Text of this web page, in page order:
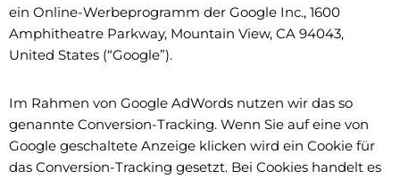
ein Online-Werbeprogramm der Google Inc., 1600
Amphitheatre Parkway, Mountain View, CA 94043,
United States (“Google”).
Im Rahmen von Google AdWords nutzen wir das so
genannte Conversion-Tracking. Wenn Sie auf eine von
Google geschaltete Anzeige klicken wird ein Cookie für
das Conversion-Tracking gesetzt. Bei Cookies handelt es